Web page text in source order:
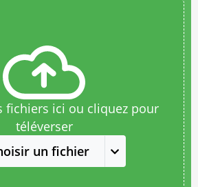
fichiers ici ou cliquez pour
téléverser
un fichier